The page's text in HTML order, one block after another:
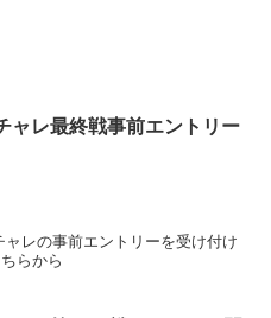
ャレ最終戦事前エントリー
レの事前エントリーを受け付け
らから